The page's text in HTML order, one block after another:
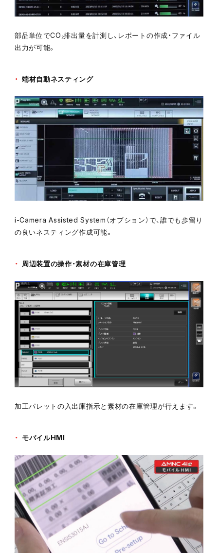
部品単位でCO₂排出量を計測し、レポートの作成・ファイル
出力が可能。
端材自動ネスティング
i-Camera Assisted System（オプション）で、誰でも歩留り
の良いネスティング作成可能。
周辺装置の操作・素材の在庫管理
加工パレットの入出庫指示と素材の在庫管理が行えます。
モバイルHMI